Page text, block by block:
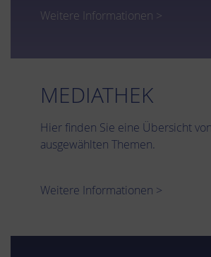
Weitere Informationen >
MEDIATHEK
Hier finden Sie eine Übersicht
ausgewählten Themen.
Weitere Informationen >